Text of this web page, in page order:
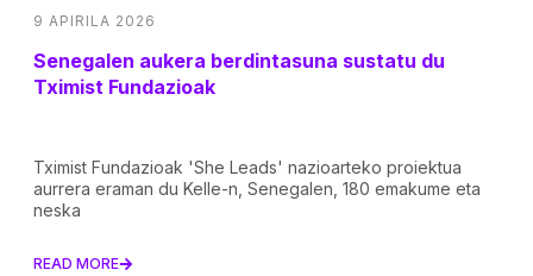
9 APIRILA 2026
Senegalen aukera berdintasuna sustatu du
Tximist Fundazioak
Tximist Fundazioak 'She Leads' nazioarteko proiektua
aurrera eraman du Kelle-n, Senegalen, 180 emakume eta
neska
READ MORE